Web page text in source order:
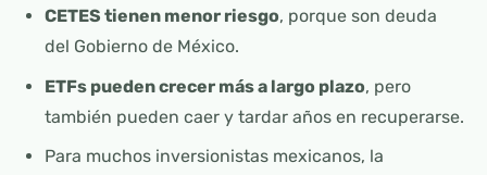
CETES tienen menor riesgo, porque son deuda
del Gobierno de México.
ETFs pueden crecer más a largo plazo, pero
también pueden caer y tardar años en recuperarse.
Para muchos inversionistas mexicanos, la